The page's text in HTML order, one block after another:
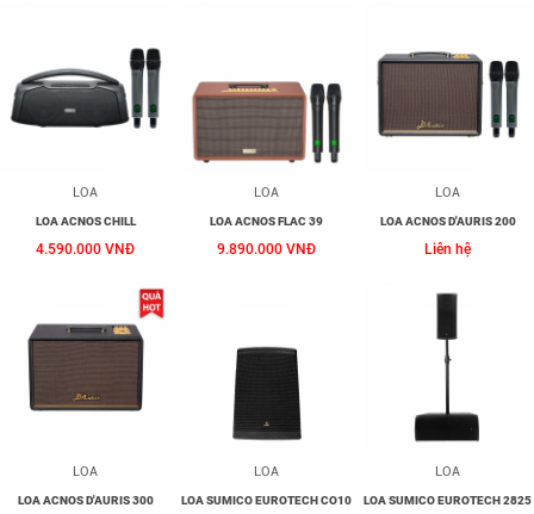
LOA
LOA ACNOS CHILL
4.590.000 VNĐ
LOA
LOA ACNOS FLAC 39
9.890.000 VNĐ
LOA
LOA ACNOS D'AURIS 200
Liên hệ
LOA
LOA ACNOS D'AURIS 300
LOA
LOA SUMICO EUROTECH CO10
LOA
LOA SUMICO EUROTECH 2825